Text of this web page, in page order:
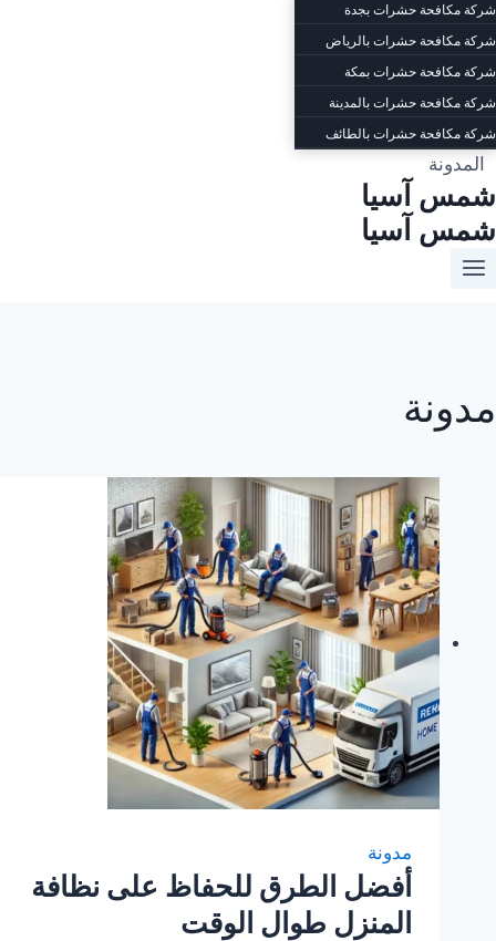
شركة مكافحة حشرات بجدة
شركة مكافحة حشرات بالرياض
شركة مكافحة حشرات بمكة
شركة مكافحة حشرات بالمدينة
شركة مكافحة حشرات بالطائف
المدونة
شمس آسيا
شمس آسيا
مدونة
مدونة
أفضل الطرق للحفاظ على نظافة
المنزل طوال الوقت